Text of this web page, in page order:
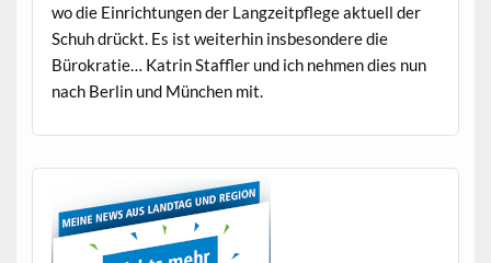
wo die Ein­rich­tun­gen der Langzeitpflege aktuell der
Schuh drückt. Es ist weit­er­hin ins­beson­dere die
Bürokratie… Katrin Staffler und ich nehmen dies nun
nach Berlin und München mit.